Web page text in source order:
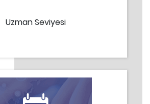
Uzman Seviyesi